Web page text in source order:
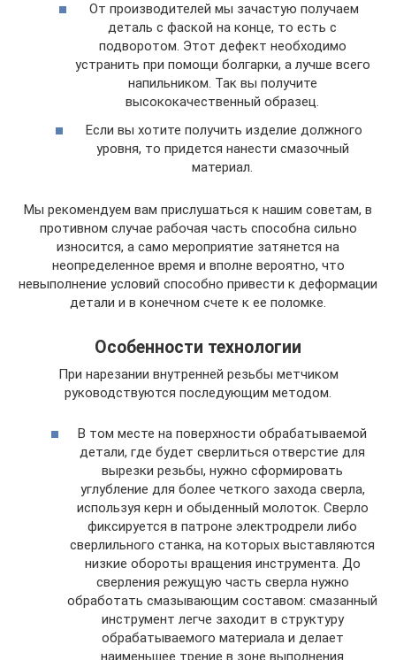
От производителей мы зачастую получаем
деталь с фаской на конце, то есть с
подворотом. Этот дефект необходимо
устранить при помощи болгарки, а лучше всего
напильником. Так вы получите
высококачественный образец.
Если вы хотите получить изделие должного
уровня, то придется нанести смазочный
материал.
Мы рекомендуем вам прислушаться к нашим советам, в
противном случае рабочая часть способна сильно
износится, а само мероприятие затянется на
неопределенное время и вполне вероятно, что
невыполнение условий способно привести к деформации
детали и в конечном счете к ее поломке.
Особенности технологии
При нарезании внутренней резьбы метчиком
руководствуются последующим методом.
В том месте на поверхности обрабатываемой
детали, где будет сверлиться отверстие для
вырезки резьбы, нужно сформировать
углубление для более четкого захода сверла,
используя керн и обыденный молоток. Сверло
фиксируется в патроне электродрели либо
сверлильного станка, на которых выставляются
низкие обороты вращения инструмента. До
сверления режущую часть сверла нужно
обработать смазывающим составом: смазанный
инструмент легче заходит в структуру
обрабатываемого материала и делает
наименьшее трение в зоне выполнения